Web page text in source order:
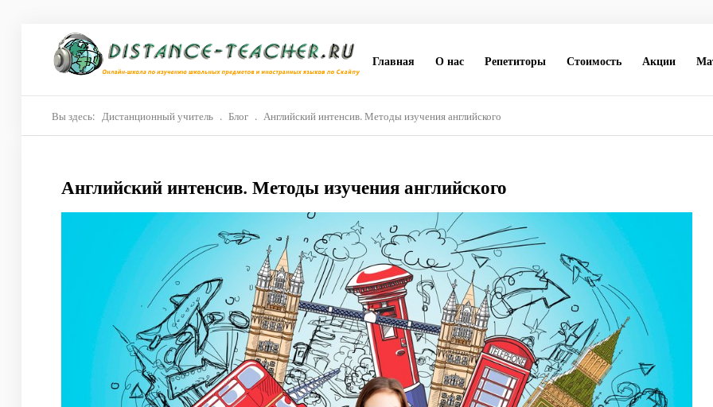
Главная
Репетиторы
Главная О нас Репетиторы Стоимость Акции
Вы здесь: Дистанционный учитель . Блог . Английский интенсив. Методы изучения английского
Английский интенсив. Методы изучения английского